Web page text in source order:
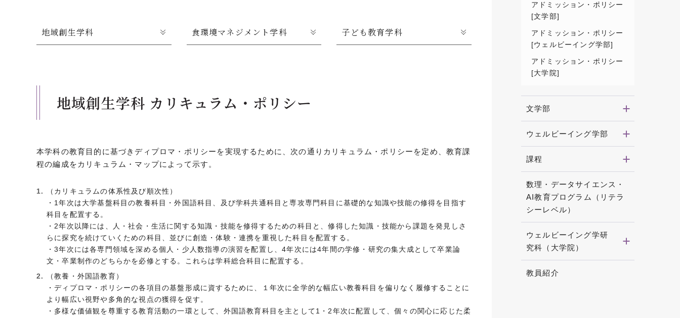
SNS
シンボルマーク・校章
地域創生学科 食環境マネジメント学科 子ども教育学科
地域創生学科 カリキュラム・ポリシー
本学科の教育目的に基づきディプロマ・ポリシーを実現するために、次の通りカリキュラム・ポリシーを定め、教育課
程の編成をカリキュラム・マップによって示す。
（カリキュラムの体系性及び順次性）
・1年次は大学基盤科目の教養科目・外国語科目、及び学科共通科目と専攻専門科目に基礎的な知識や技能の修得を目指す
科目を配置する。
・2年次以降には、人・社会・生活に関する知識・技能を修得するための科目と、修得した知識・技能から課題を発見しさ
らに探究を続けていくための科目、並びに創造・体験・連携を重視した科目を配置する。
・3年次には各専門領域を深める個人・少人数指導の演習を配置し、4年次には4年間の学修・研究の集大成として卒業論
文・卒業制作のどちらかを必修とする。これらは学科総合科目に配置する。
（教養・外国語教育）
・ディプロマ・ポリシーの各項目の基盤形成に資するために、１年次に全学的な幅広い教養科目を偏りなく履修することに
より幅広い視野や多角的な視点の獲得を促す。
・多様な価値観を尊重する教育活動の一環として、外国語教育科目を主として1・2年次に配置して、個々の関心に応じた柔
アドミッション・ポリシー
[文学部]
アドミッション・ポリシー
[ウェルビーイング学部]
アドミッション・ポリシー
[大学院]
文学部
ウェルビーイング学部
課程
数理・データサイエンス・
AI教育プログラム（リテラ
シーレベル）
ウェルビーイング学研
究科（大学院）
教員紹介